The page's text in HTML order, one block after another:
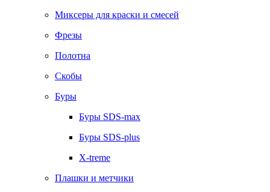
Миксеры для краски и смесей
Фрезы
Полотна
Скобы
Буры
Буры SDS-max
Буры SDS-plus
X-treme
Плашки и метчики